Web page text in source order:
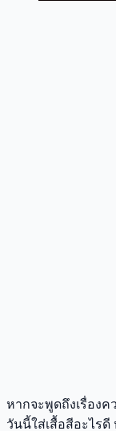
หากจะพูดถึงเรื่อง
วันนี้ใส่เสื้อสีอะไร